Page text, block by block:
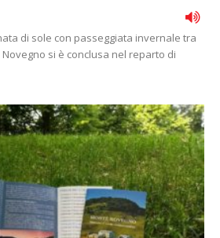
di sole con passeggiata invernale tra
si è conclusa nel reparto di